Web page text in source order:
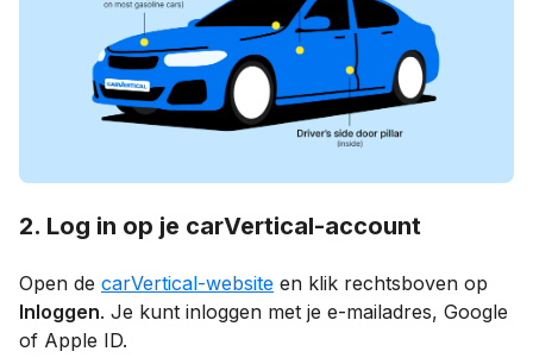
2. Log in op je carVertical-account
Open de carVertical-website en klik rechtsboven op
Inloggen. Je kunt inloggen met je e-mailadres, Google
of Apple ID.